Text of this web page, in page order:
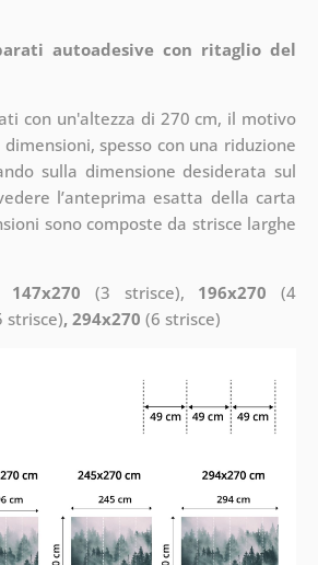
autoadesive con ritaglio del
con un'altezza di 270 cm, il motivo
spesso con una riduzione
sulla dimensione desiderata sul
l’anteprima esatta della carta
sono composte da strisce larghe
(3 strisce), 196x270 (4
strisce), 294x270 (6 strisce)